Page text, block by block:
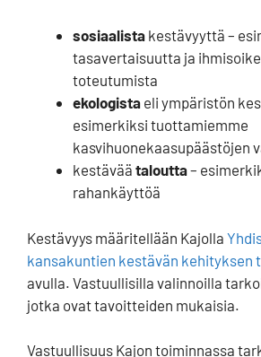
sosiaalista kestävyyttä –
tasavertaisuutta ja
toteutumista
ekologista eli ympäristön
esimerkiksi tuottamiemme
kasvihuonekaasupäästöjen
kestävää taloutta–
rahankäyttöä
Kestävyys määritellään Kajolla
kansakuntien kestävän kehityksen
avulla. Vastuullisilla valinnoilla
jotka ovat tavoitteiden mukaisia.
Vastuullisuus Kajon toiminnassa